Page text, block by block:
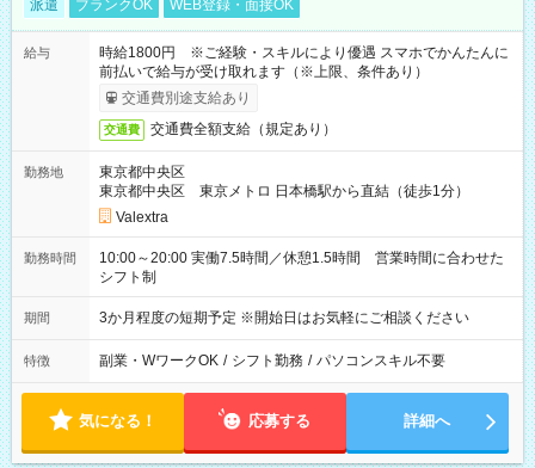
派遣 ブランクOK WEB登録・面接OK
給与
時給1800円 ※ご経験・スキルにより優遇 スマホでかんたんに
前払いで給与が受け取れます（※上限、条件あり）
交通費別途支給あり
交通費 交通費全額支給（規定あり）
勤務地
東京都中央区
東京都中央区 東京メトロ 日本橋駅から直結（徒歩1分）
Valextra
勤務時間
10:00～20:00 実働7.5時間／休憩1.5時間 営業時間に合わせた
シフト制
期間 3か月程度の短期予定 ※開始日はお気軽にご相談ください
特徴 副業・WワークOK / シフト勤務 / パソコンスキル不要
気になる！ 応募する 詳細へ